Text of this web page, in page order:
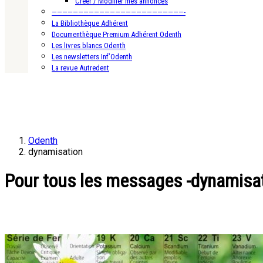
—————————————————————————-
La Bibliothèque Adhérent
Documenthèque Premium Adhérent Odenth
Les livres blancs Odenth
Les newsletters Inf’Odenth
La revue Autredent
Odenth
dynamisation
Pour tous les messages -